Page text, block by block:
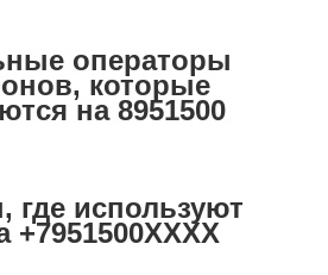
операторы
которые
на 8951500
где используют
+7951500XXXX